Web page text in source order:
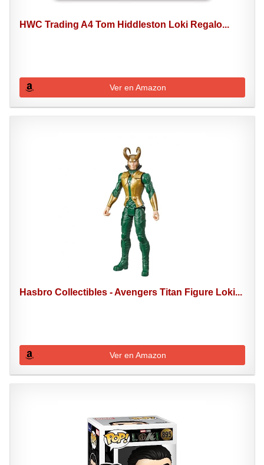
HWC Trading A4 Tom Hiddleston Loki Regalo...
Ver en Amazon
Hasbro Collectibles - Avengers Titan Figure Loki...
Ver en Amazon